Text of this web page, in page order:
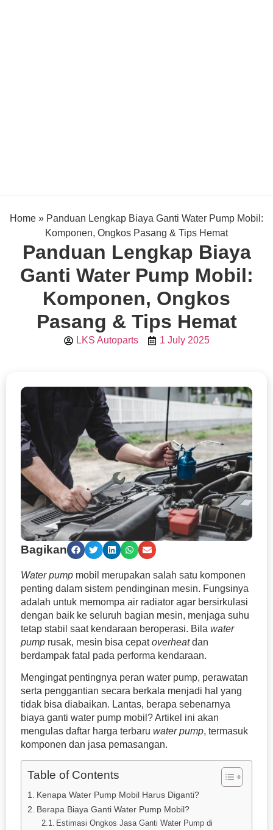
Home » Panduan Lengkap Biaya Ganti Water Pump Mobil:
Komponen, Ongkos Pasang & Tips Hemat
Panduan Lengkap Biaya
Ganti Water Pump Mobil:
Komponen, Ongkos
Pasang & Tips Hemat
LKS Autoparts 1 July 2025
Bagikan
Water pump mobil merupakan salah satu komponen
penting dalam sistem pendinginan mesin. Fungsinya
adalah untuk memompa air radiator agar bersirkulasi
dengan baik ke seluruh bagian mesin, menjaga suhu
tetap stabil saat kendaraan beroperasi. Bila water
pump rusak, mesin bisa cepatoverheatdan
berdampak fatal pada performa kendaraan.
Mengingat pentingnya peran water pump, perawatan
serta penggantian secara berkala menjadi hal yang
tidak bisa diabaikan. Lantas, berapa sebenarnya
biaya ganti water pump mobil? Artikel ini akan
mengulas daftar harga terbaru water pump, termasuk
komponen dan jasa pemasangan.
Table of Contents
Kenapa Water Pump Mobil Harus Diganti?
Berapa Biaya Ganti Water Pump Mobil?
Estimasi Ongkos Jasa Ganti Water Pump di